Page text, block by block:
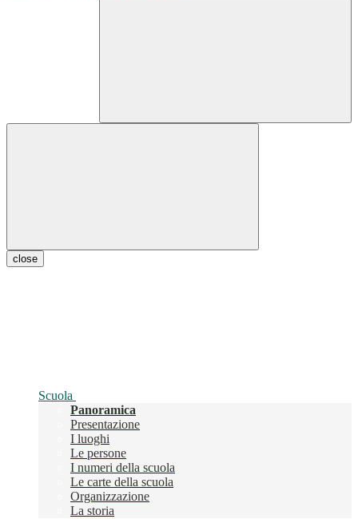
close
Scuola
Panoramica
Presentazione
I luoghi
Le persone
I numeri della scuola
Le carte della scuola
Organizzazione
La storia